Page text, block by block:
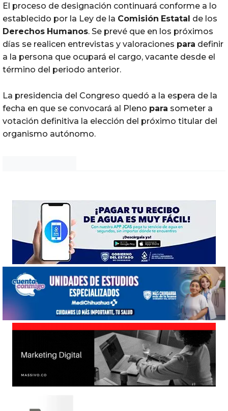
El proceso de designación continuará conforme a lo
establecido por la Ley de la Comisión Estatal de los
Derechos Humanos. Se prevé que en los próximos
días se realicen entrevistas y valoraciones para definir
a la persona que ocupará el cargo, vacante desde el
término del periodo anterior.
La presidencia del Congreso quedó a la espera de la
fecha en que se convocará al Pleno para someter a
votación definitiva la elección del próximo titular del
organismo autónomo.